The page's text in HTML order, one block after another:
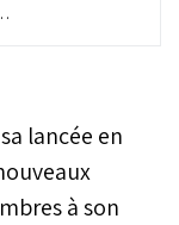
lancée en
à son